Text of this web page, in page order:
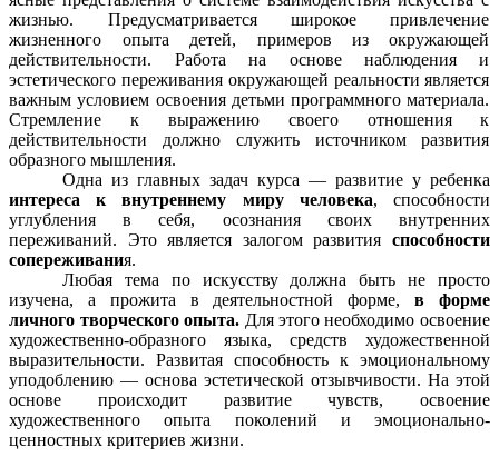
жизнью. Предусматривается широкое привлечение
жизненного опыта детей, примеров из окружающей
действительности. Работа на основе наблюдения и
эстетического переживания окружающей реальности является
важным условием освоения детьми программного материала.
Стремление к выражению своего отношения к
действительности должно служить источником развития
образного мышления.
Одна из главных задач курса — развитие у ребенка
интереса к внутреннему миру человека, способности
углубления в себя, осознания своих внутренних
переживаний. Это является залогом развития способности
сопереживания.
Любая тема по искусству должна быть не просто
изучена, а прожита в деятельностной форме, в форме
личного творческого опыта. Для этого необходимо освоение
художественно-образного языка, средств художественной
выразительности. Развитая способность к эмоциональному
уподоблению — основа эстетической отзывчивости. На этой
основе происходит развитие чувств, освоение
художественного опыта поколений и эмоционально-
ценностных критериев жизни.